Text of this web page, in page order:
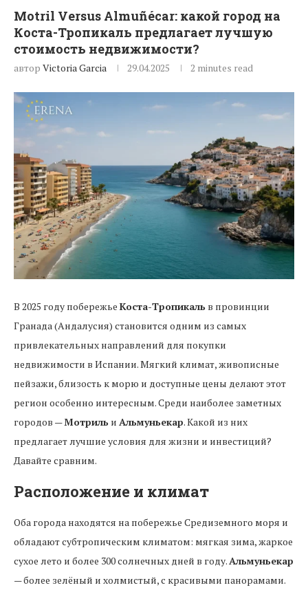
Motril Versus Almuñécar: какой город на
Коста-Тропикаль предлагает лучшую
стоимость недвижимости?
автор Victoria Garcia 29.04.2025 2 minutes read
В 2025 году побережье Коста-Тропикаль в провинции
Гранада (Андалусия) становится одним из самых
привлекательных направлений для покупки
недвижимости в Испании. Мягкий климат, живописные
пейзажи, близость к морю и доступные цены делают этот
регион особенно интересным. Среди наиболее заметных
городов —Мотриль и Альмуньекар. Какой из них
предлагает лучшие условия для жизни и инвестиций?
Давайте сравним.
Расположение и климат
Оба города находятся на побережье Средиземного моря и
обладают субтропическим климатом: мягкая зима, жаркое
сухое лето и более 300 солнечных дней в году.Альмуньекар
— более зелёный и холмистый, с красивыми панорамами.